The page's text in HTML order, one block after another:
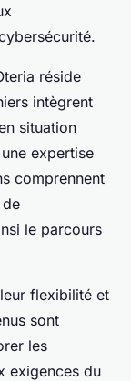
réside
intègrent
situation
expertise
comprennent
de
le parcours
flexibilité et
sont
les
exigences du